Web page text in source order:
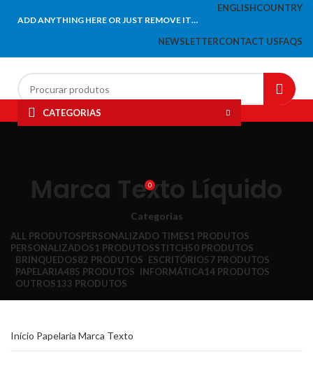
ENGLISHCOUNTRY
ADD ANYTHING HERE OR JUST REMOVE IT…
NEWSLETTERCONTACT USFAQS
0
CATEGORIAS
Marca Texto Líquido
Categorias
ALL PRODUTOSPERSONALIZADO TIMES1 PRODUTOS
PERSONALIZADOS1 PRODUTOSSTITCH50 PRODUTOS
BRINQUEDOS82 PRODUTOS ESCRITÓRIO57 PRODUTOS
PAPELARIA485 PRODUTOS INFORMÁTICA14 PRODUTOS
OUTROS133 PRODUTOS
Início Papelaria Marca Texto